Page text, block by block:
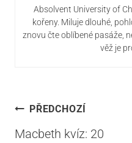
Absolvent University of
kořeny. Miluje dlouhé,
znovu čte oblíbené pasáže,
věž je
Navigace
pro
PŘEDCHOZÍ
Macbeth kvíz: 20